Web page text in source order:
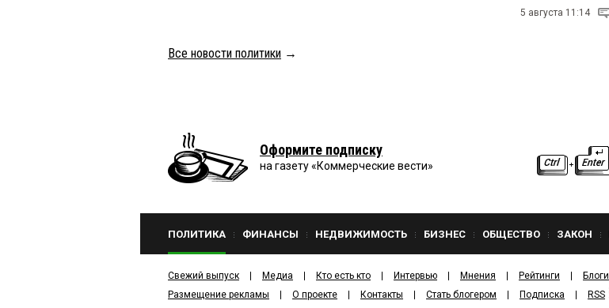
5 августа 11:14
Все новости политики →
Оформите подписку
на газету «Коммерческие вести»
ПОЛИТИКА ФИНАНСЫ НЕДВИЖИМОСТЬ БИЗНЕС ОБЩЕСТВО ЗАКОН
Свежий выпуск Медиа Кто есть кто Интервью Мнения Рейтинги Блоги
Размещение рекламы
О проекте Контакты Стать блогером Подписка RSS